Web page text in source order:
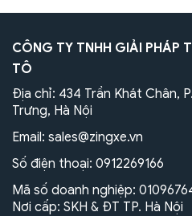
CÔNG TY TNHH GIẢI PHÁP
TÔ
Địa chỉ: 434 Trần Khát Chân,
Trưng, Hà Nội
Email: sales@zingxe.vn
Số điện thoại: 0912269166
Mã số doanh nghiệp:
Nơi cấp: SKH & ĐT TP. Hà Nội